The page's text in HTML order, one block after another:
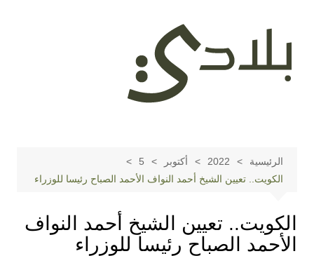
المحتوى
الرئيسية 2022 أكتوبر
5
الكويت.. تعيين الشيخ أحمد النواف الأحمد الصباح رئيسا للوزراء
الكويت.. تعيين الشيخ أحمد النواف
الأحمد الصباح رئيسا للوزراء